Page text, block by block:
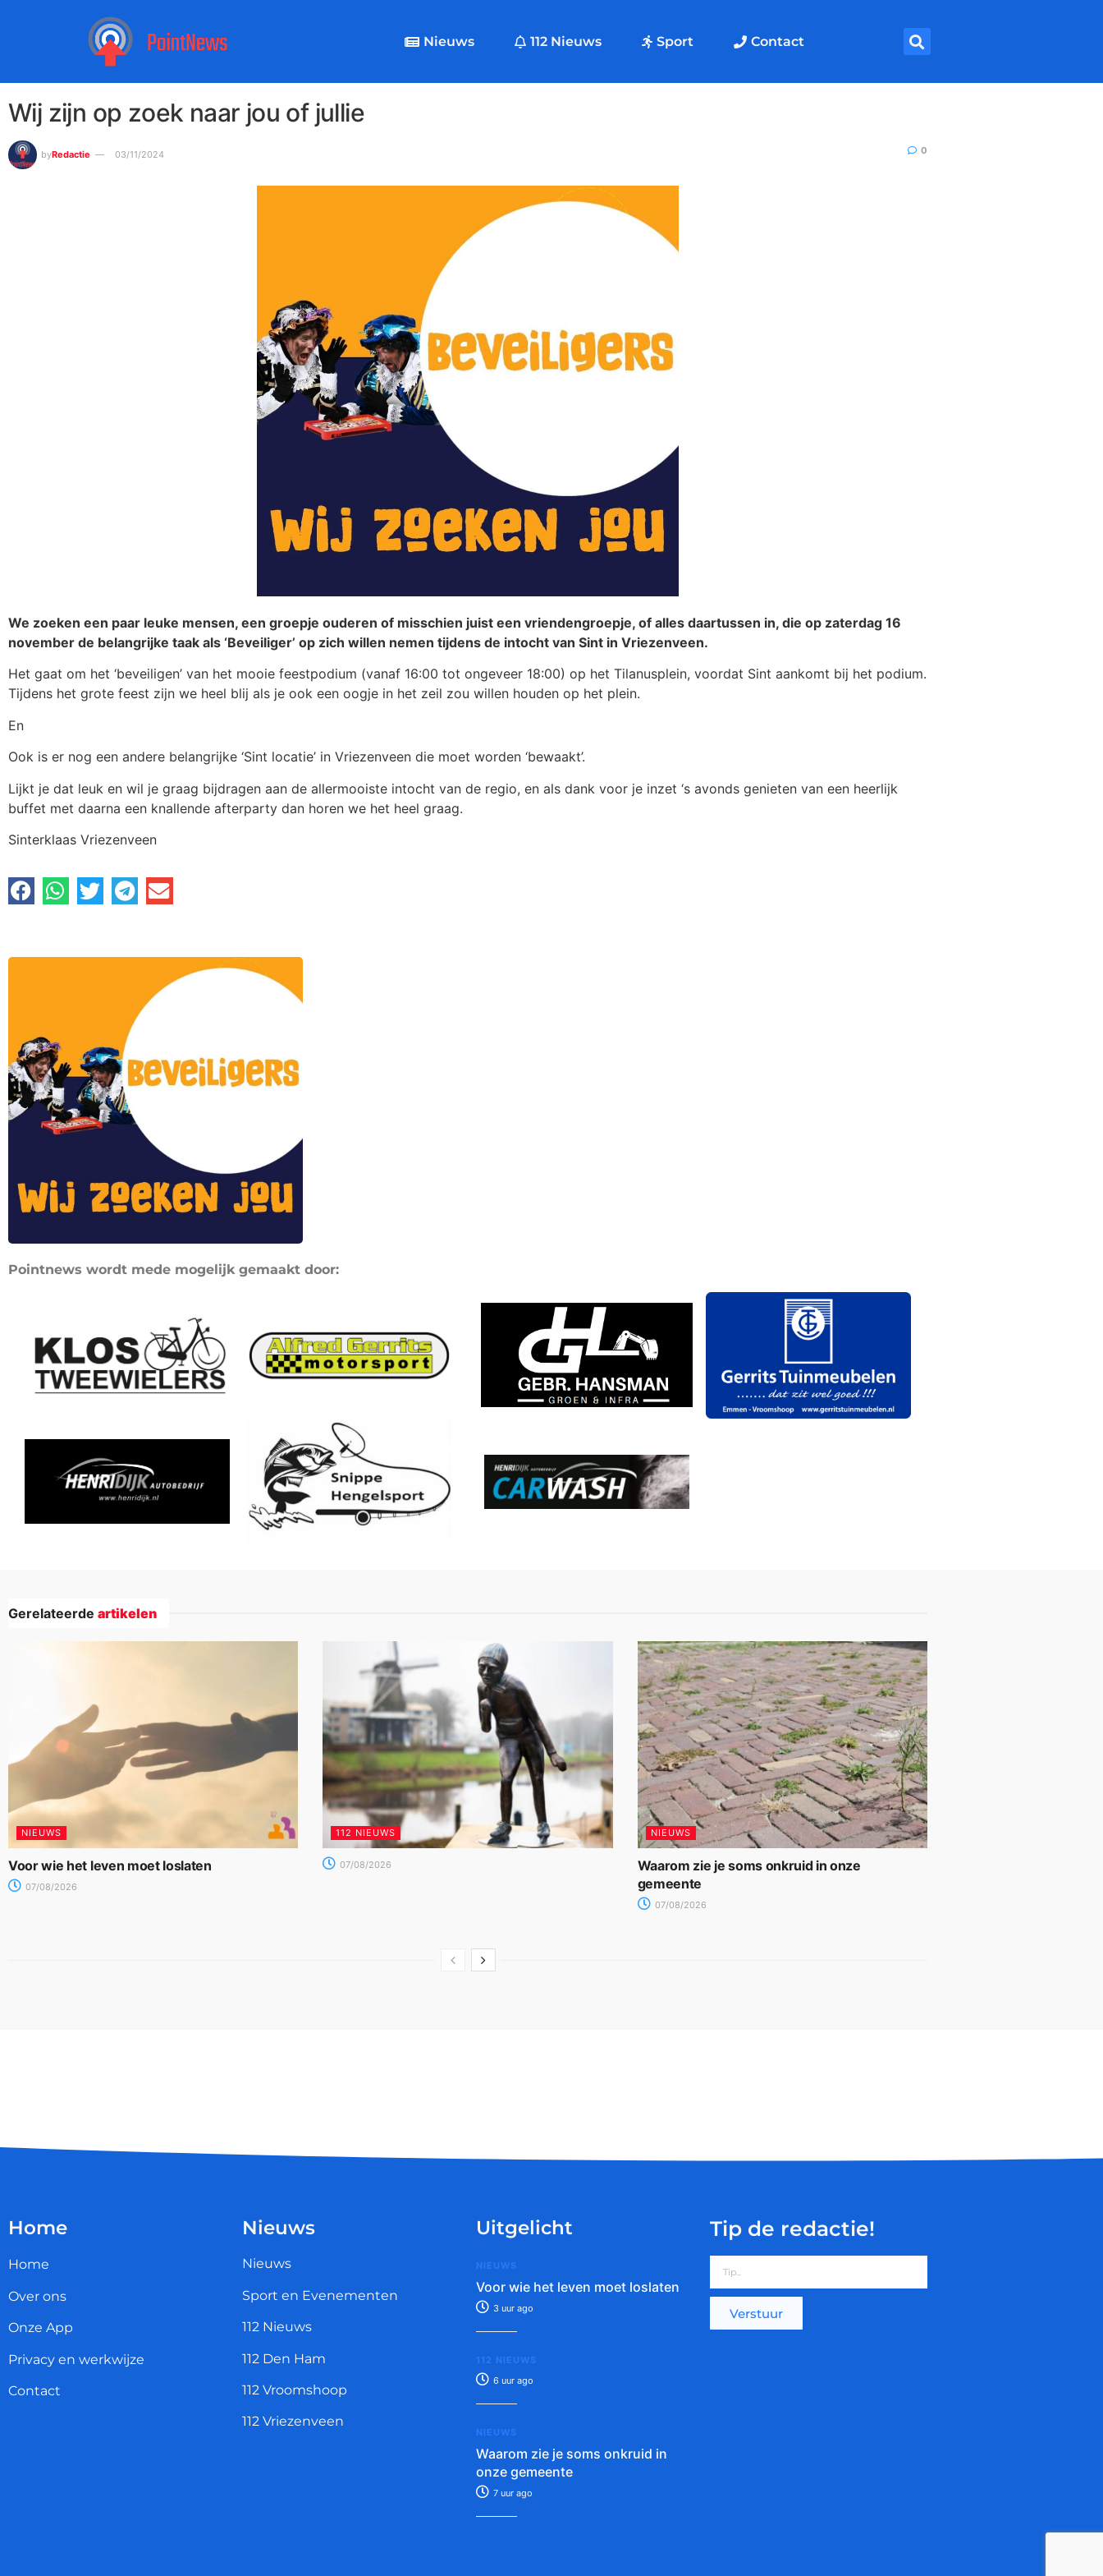
Nieuws 112 Nieuws Sport Contact
Wij zijn op zoek naar jou of jullie
byRedactie 03/11/2024 0
We zoeken een paar leuke mensen, een groepje ouderen of misschien juist een vriendengroepje, of alles daartussen in, die op zaterdag 16
november de belangrijke taak als ‘Beveiliger’ op zich willen nemen tijdens de intocht van Sint in Vriezenveen.
Het gaat om het ‘beveiligen’ van het mooie feestpodium (vanaf 16:00 tot ongeveer 18:00) op het Tilanusplein, voordat Sint aankomt bij het podium.
Tijdens het grote feest zijn we heel blij als je ook een oogje in het zeil zou willen houden op het plein.
En
Ook is er nog een andere belangrijke ‘Sint locatie’ in Vriezenveen die moet worden ‘bewaakt’.
Lijkt je dat leuk en wil je graag bijdragen aan de allermooiste intocht van de regio, en als dank voor je inzet ‘s avonds genieten van een heerlijk
buffet met daarna een knallende afterparty dan horen we het heel graag.
Sinterklaas Vriezenveen
Pointnews wordt mede mogelijk gemaakt door:
Gerelateerde artikelen
NIEUWS
Voor wie het leven moet loslaten
07/08/2026
112 NIEUWS
07/08/2026
NIEUWS
Waarom zie je soms onkruid in onze
gemeente
07/08/2026
Home
Home
Over ons
Onze App
Privacy en werkwijze
Contact
Nieuws
Nieuws
Sport en Evenementen
112 Nieuws
112 Den Ham
112 Vroomshoop
112 Vriezenveen
Uitgelicht
NIEUWS
Voor wie het leven moet loslaten
3 uur ago
112 NIEUWS
6 uur ago
NIEUWS
Waarom zie je soms onkruid in
onze gemeente
7 uur ago
Tip de redactie!
Verstuur